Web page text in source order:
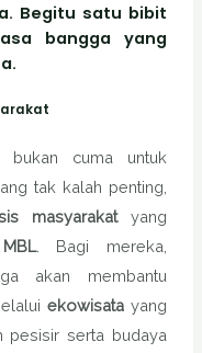
Begitu satu bibit
bangga yang
bukan cuma untuk
tak kalah penting,
masyarakatyang
MBL. Bagi mereka,
akan membantu
ekowisatayang
pesisir serta budaya